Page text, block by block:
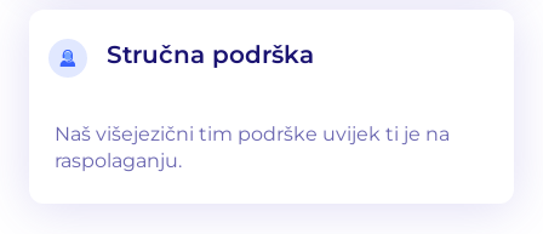
Stručna podrška
Naš višejezični tim podrške uvijek ti je na
raspolaganju.